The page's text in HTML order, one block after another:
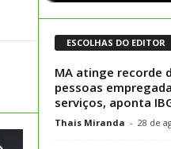
ESCOLHAS DO EDITOR
MA atinge recorde
pessoas
serviços, aponta
Thais Miranda - 28 de